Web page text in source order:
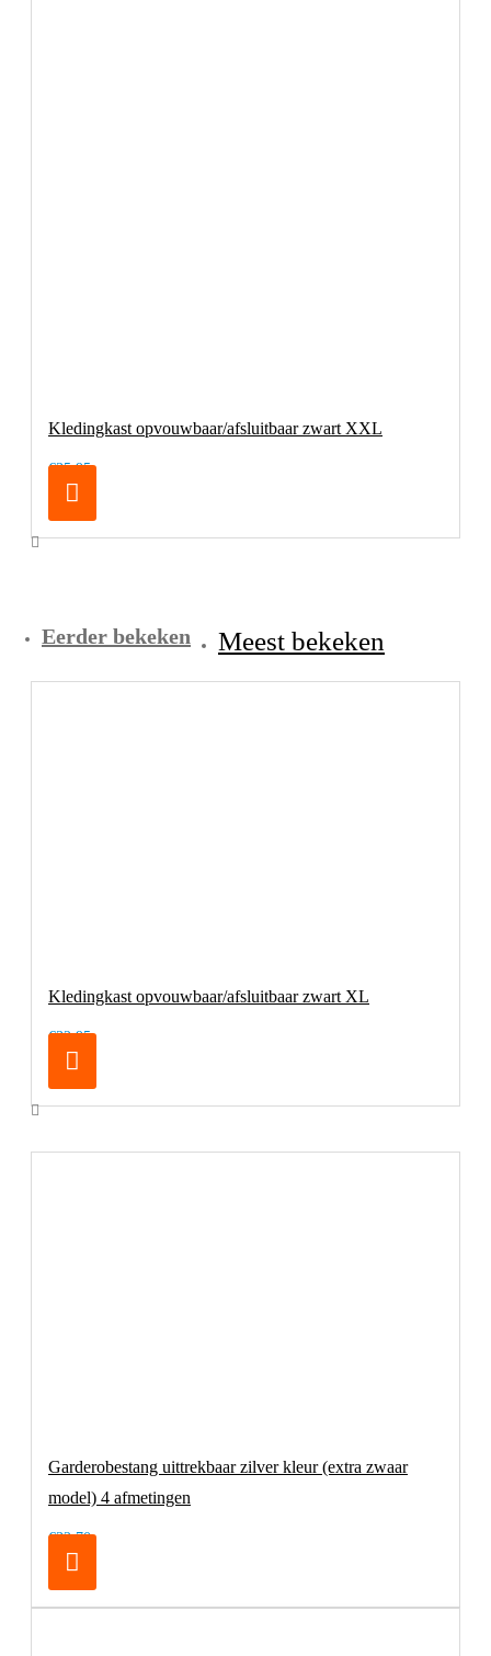
Kledingkast opvouwbaar/afsluitbaar zwart XXL
€35,95
Eerder bekeken Meest bekeken
Kledingkast opvouwbaar/afsluitbaar zwart XL
€32,95
Garderobestang uittrekbaar zilver kleur (extra zwaar
model) 4 afmetingen
€32,70